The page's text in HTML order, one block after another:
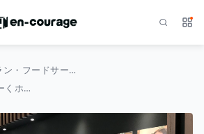
サ
レストラン・フードサービス
株式会社すかいらーくホールディングス